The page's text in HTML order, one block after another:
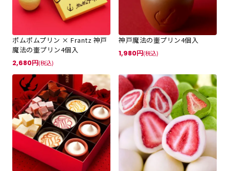
ポムポムプリン × Frantz 神戸
魔法の壷プリン4個入
2,680
(税込)
神戸魔法の壷プリン4個入
1,980
(税込)